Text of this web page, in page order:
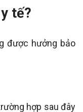
tế?
được hưởng bảo
hợp sau đây